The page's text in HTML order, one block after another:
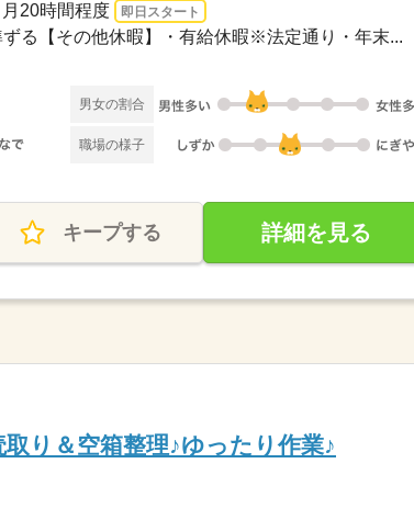
20時間程度 即日スタート
る【その他休暇】・有給休暇※法定通り・年末...
男女の割合
職場の様子
キープする 詳細を見る
り＆空箱整理♪ゆったり作業♪